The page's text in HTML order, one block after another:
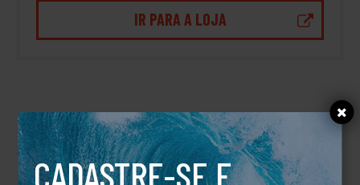
CADASTRE-SE E
IR PARA A LOJA
DESCRIÇÃO
Camiseta Quad RVCA